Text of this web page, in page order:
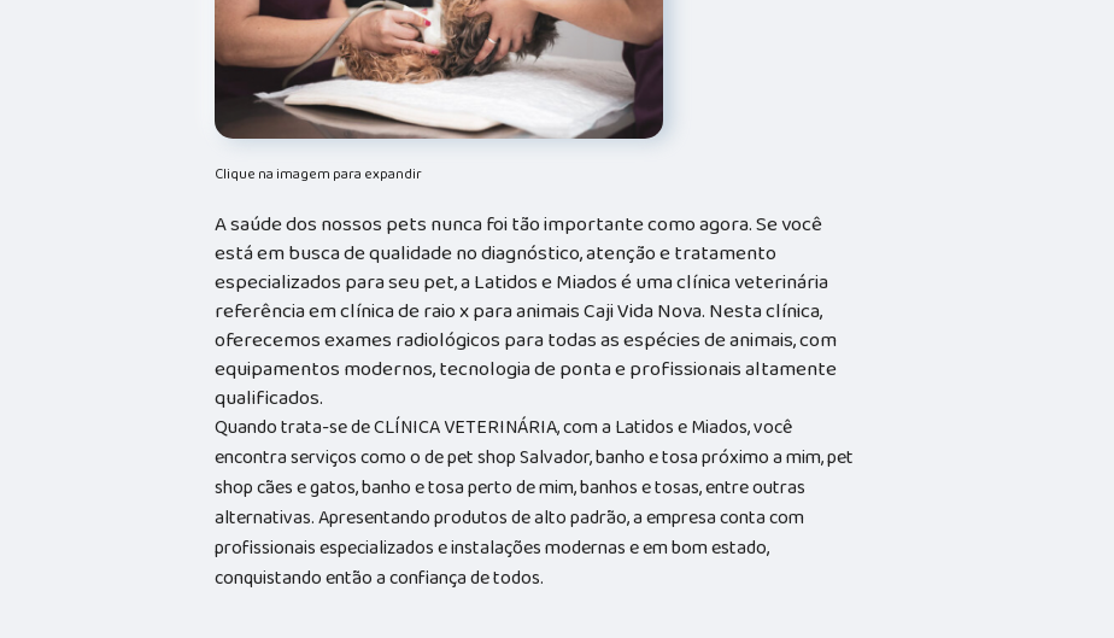
Clique na imagem para expandir
A saúde dos nossos pets nunca foi tão importante como agora. Se você
está em busca de qualidade no diagnóstico, atenção e tratamento
especializados para seu pet, a Latidos e Miados é uma clínica veterinária
referência em clínica de raio x para animais Caji Vida Nova. Nesta clínica,
oferecemos exames radiológicos para todas as espécies de animais, com
equipamentos modernos, tecnologia de ponta e profissionais altamente
qualificados.
Quando trata-se de CLÍNICA VETERINÁRIA, com a Latidos e Miados, você
encontra serviços como o de pet shop Salvador, banho e tosa próximo a mim, pet
shop cães e gatos, banho e tosa perto de mim, banhos e tosas, entre outras
alternativas. Apresentando produtos de alto padrão, a empresa conta com
profissionais especializados e instalações modernas e em bom estado,
conquistando então a confiança de todos.